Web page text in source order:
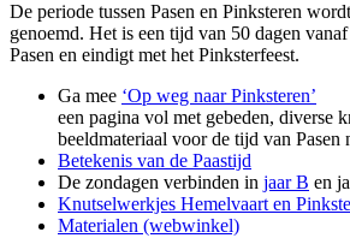
De periode tussen Pasen en Pinksteren
genoemd. Het is een tijd van 50 dagen
Pasen en eindigt met het Pinksterfeest.
Ga mee ‘Op weg naar Pinksteren’
een pagina vol met gebeden, diverse
beeldmateriaal voor de tijd van Pasen
Betekenis van de Paastijd
De zondagen verbinden in jaar B en
Knutselwerkjes Hemelvaart en
Materialen (webwinkel)